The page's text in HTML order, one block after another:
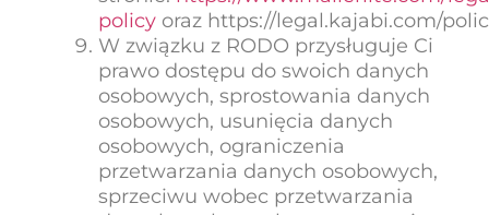
policy oraz https://legal.kajabi.com/
W związku z RODO przysługuje Ci
prawo dostępu do swoich danych
osobowych, sprostowania danych
osobowych, usunięcia danych
osobowych, ograniczenia
przetwarzania danych osobowych,
sprzeciwu wobec przetwarzania